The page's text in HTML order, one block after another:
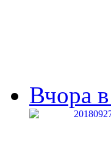
Вчора